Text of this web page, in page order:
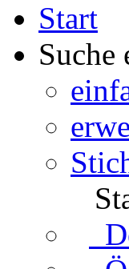
Start
Suche